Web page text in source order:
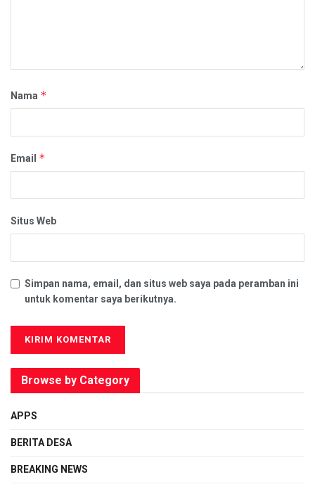
Nama *
Email *
Situs Web
Simpan nama, email, dan situs web saya pada peramban ini
untuk komentar saya berikutnya.
Browse by Category
APPS
BERITA DESA
BREAKING NEWS